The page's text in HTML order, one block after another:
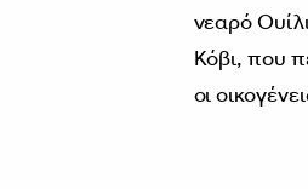
νεαρό
Κόβι, που
οι